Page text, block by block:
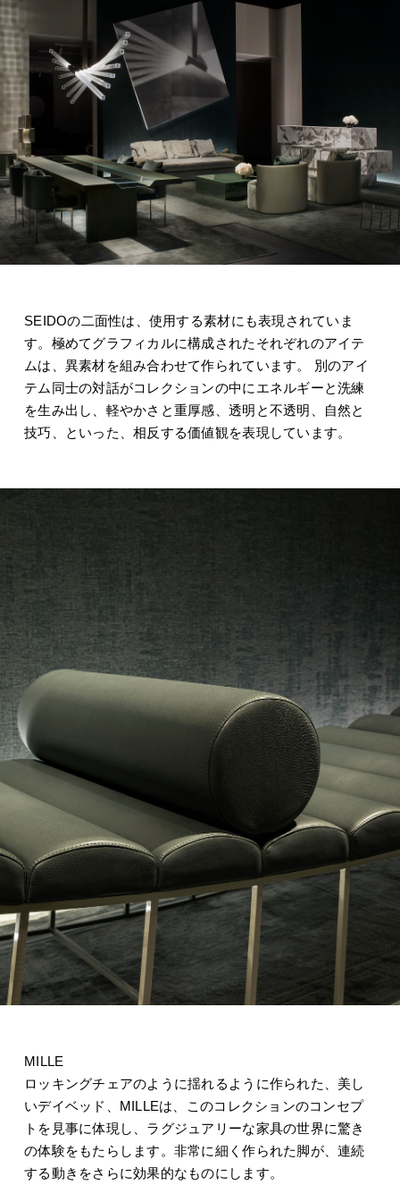
SEIDOの二面性は、使用する素材にも表現されていま
す。極めてグラフィカルに構成されたそれぞれのアイテ
ムは、異素材を組み合わせて作られています。 別のアイ
テム同士の対話がコレクションの中にエネルギーと洗練
を生み出し、軽やかさと重厚感、透明と不透明、自然と
技巧、といった、相反する価値観を表現しています。
MILLE
ロッキングチェアのように揺れるように作られた、美し
いデイベッド、MILLEは、このコレクションのコンセプ
トを見事に体現し、ラグジュアリーな家具の世界に驚き
の体験をもたらします。非常に細く作られた脚が、連続
する動きをさらに効果的なものにします。